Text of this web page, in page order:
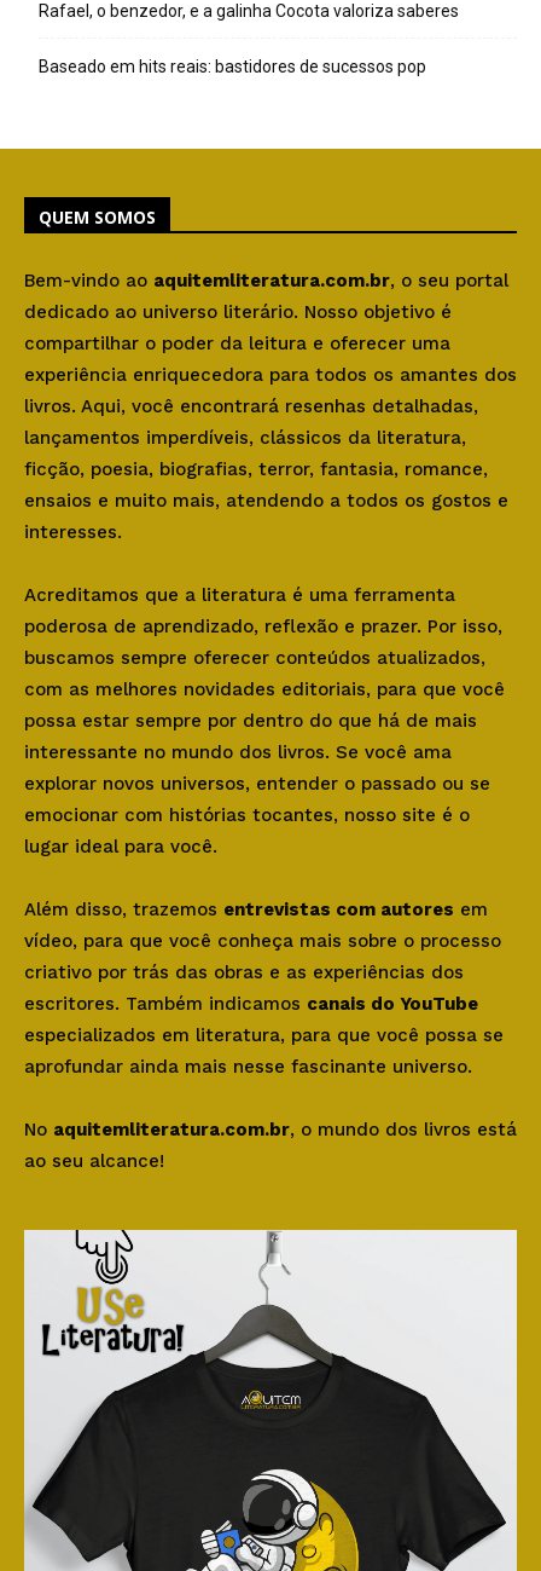
Rafael, o benzedor, e a galinha Cocota valoriza saberes
Baseado em hits reais: bastidores de sucessos pop
QUEM SOMOS
Bem-vindo ao aquitemliteratura.com.br, o seu portal
dedicado ao universo literário. Nosso objetivo é
compartilhar o poder da leitura e oferecer uma
experiência enriquecedora para todos os amantes dos
livros. Aqui, você encontrará resenhas detalhadas,
lançamentos imperdíveis, clássicos da literatura,
ficção, poesia, biografias, terror, fantasia, romance,
ensaios e muito mais, atendendo a todos os gostos e
interesses.
Acreditamos que a literatura é uma ferramenta
poderosa de aprendizado, reflexão e prazer. Por isso,
buscamos sempre oferecer conteúdos atualizados,
com as melhores novidades editoriais, para que você
possa estar sempre por dentro do que há de mais
interessante no mundo dos livros. Se você ama
explorar novos universos, entender o passado ou se
emocionar com histórias tocantes, nosso site é o
lugar ideal para você.
Além disso, trazemos entrevistas com autores em
vídeo, para que você conheça mais sobre o processo
criativo por trás das obras e as experiências dos
escritores. Também indicamos canais do YouTube
especializados em literatura, para que você possa se
aprofundar ainda mais nesse fascinante universo.
No aquitemliteratura.com.br, o mundo dos livros está
ao seu alcance!